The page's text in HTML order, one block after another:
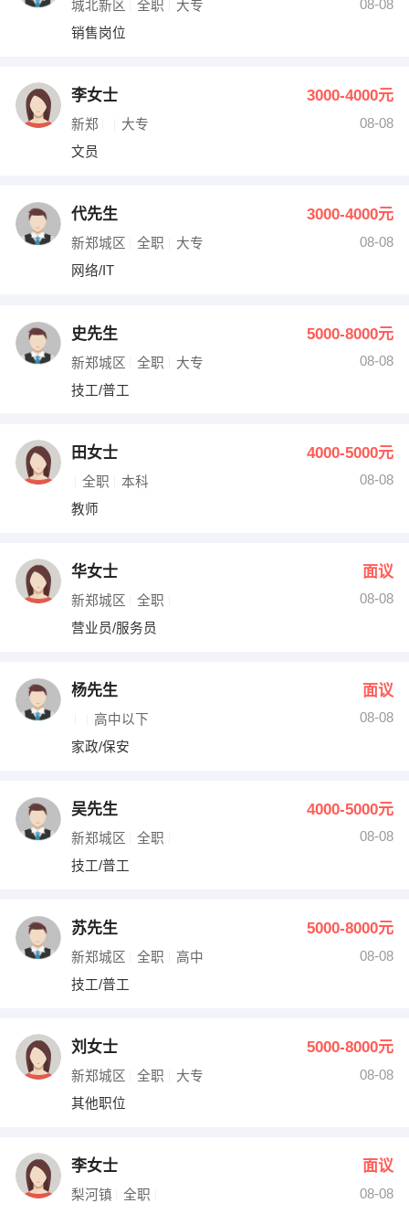
城北新区 全职 大专
08-08
销售岗位
李女士 3000-4000元
新郑 大专
08-08
文员
代先生 3000-4000元
新郑城区 全职 大专
08-08
网络/IT
史先生 5000-8000元
新郑城区 全职 大专
08-08
技工/普工
田女士 4000-5000元
全职 本科
08-08
教师
华女士 面议
新郑城区 全职
08-08
营业员/服务员
杨先生 面议
高中以下
08-08
家政/保安
吴先生 4000-5000元
新郑城区 全职
08-08
技工/普工
苏先生 5000-8000元
新郑城区 全职 高中
08-08
技工/普工
刘女士 5000-8000元
新郑城区 全职 大专
08-08
其他职位
李女士 面议
梨河镇 全职
08-08